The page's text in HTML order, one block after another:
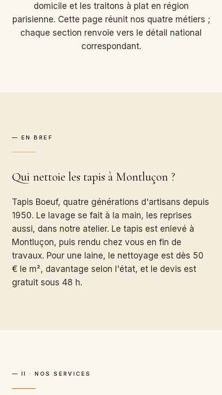
domicile et les traitons à plat en région
parisienne. Cette page réunit nos quatre métiers ;
chaque section renvoie vers le détail national
correspondant.
— EN BREF
Qui nettoie les tapis à Montluçon ?
Tapis Boeuf, quatre générations d'artisans depuis
1950. Le lavage se fait à la main, les reprises
aussi, dans notre atelier. Le tapis est enlevé à
Montluçon, puis rendu chez vous en fin de
travaux. Pour une laine, le nettoyage est dès 50
€ le m², davantage selon l'état, et le devis est
gratuit sous 48 h.
— II · NOS SERVICES